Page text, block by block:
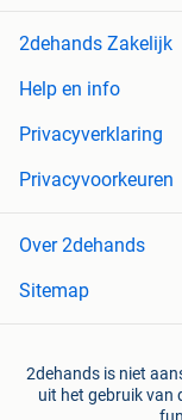
2dehands Zakelijk
Help en info
Privacyverklaring
Privacyvoorkeuren
Over 2dehands
Sitemap
2dehands is niet
uit het gebruik van